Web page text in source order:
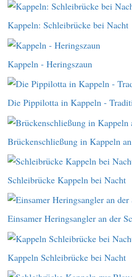
Kappeln: Schleibrücke bei Nacht
Kappeln - Heringszaun
Die Pippilotta in Kappeln -
Brückenschließung in Kappeln
Schleibrücke Kappeln bei Nacht
Einsamer Heringsangler an der
Kappeln Schleibrücke bei Nacht